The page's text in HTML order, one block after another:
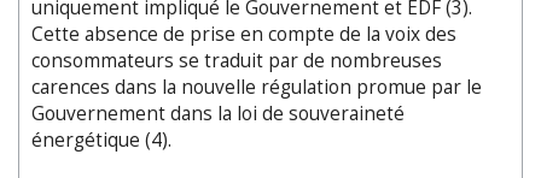
uniquement impliqué le Gouvernement et EDF (3).
Cette absence de prise en compte de la voix des
consommateurs se traduit par de nombreuses
carences dans la nouvelle régulation promue par le
Gouvernement dans la loi de souveraineté
énergétique (4).